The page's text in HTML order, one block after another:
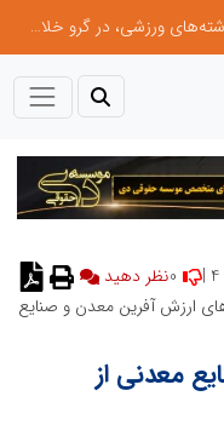
توسعه ورزش‌های رزمی و ترویج هرچه بهتر رشته‌های ورزشی، در گرو خلاقیت و نوآوری است
نظر دهید
ارزش آفرین معدن و صنایع
معدنی از